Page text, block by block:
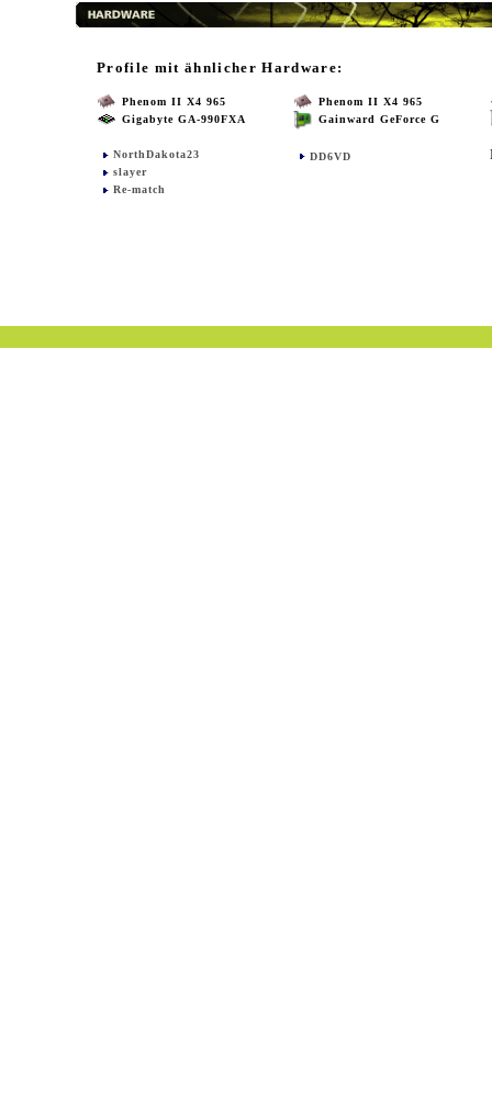
Profile mit ähnlicher Hardware:
Phenom II X4 965
Gigabyte GA-990FXA
NorthDakota23
slayer
Re-match
Phenom II X4 965
Gainward GeForce G
DD6VD